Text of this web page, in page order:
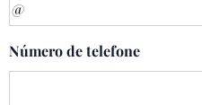
Número de telefone